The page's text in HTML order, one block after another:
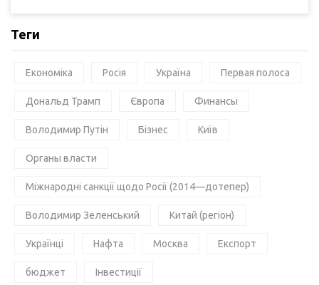
Теги
Економіка Росія Україна Первая полоса
Дональд Трамп Європа Финансы
Володимир Путін Бізнес Київ
Органы власти
Міжнародні санкції щодо Росії (2014—дотепер)
Володимир Зеленський Китай (регіон)
Українці Нафта Москва Експорт
бюджет Інвестиції